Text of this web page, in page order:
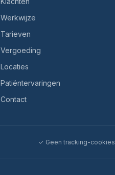
Werkwijze
Tarieven
Vergoeding
Locaties
Patiëntervaringen
Contact
✓ Geen tracking-cookies